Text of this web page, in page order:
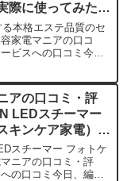
際に使ってみた正
本格エステ品質のセ
家電マニアの口コ
ビスへの口コミ今
アの口コミ・評
LEDスチーマー
キンケア家電）」
みた正直感想
スチーマー フォトケ
ニアの口コミ・評
の口コミ今日、編集